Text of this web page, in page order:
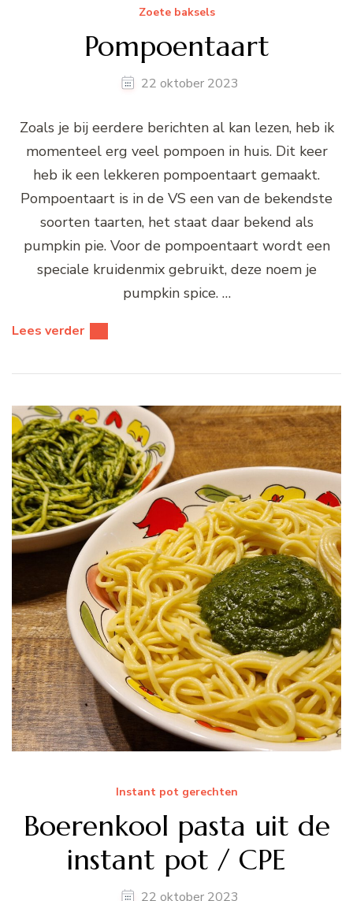
Zoete baksels
Pompoentaart
22 oktober 2023
Zoals je bij eerdere berichten al kan lezen, heb ik
momenteel erg veel pompoen in huis. Dit keer
heb ik een lekkeren pompoentaart gemaakt.
Pompoentaart is in de VS een van de bekendste
soorten taarten, het staat daar bekend als
pumpkin pie. Voor de pompoentaart wordt een
speciale kruidenmix gebruikt, deze noem je
pumpkin spice. …
Lees verder
Instant pot gerechten
Boerenkool pasta uit de
instant pot / CPE
22 oktober 2023